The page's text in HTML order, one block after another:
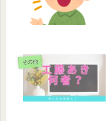
その他